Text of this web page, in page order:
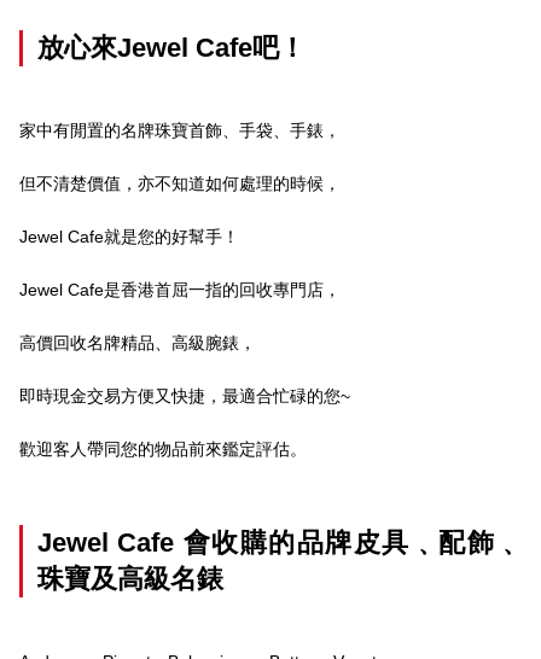
放心來Jewel Cafe吧！
家中有閒置的名牌珠寶首飾、手袋、手錶，
但不清楚價值，亦不知道如何處理的時候，
Jewel Cafe就是您的好幫手！
Jewel Cafe是香港首屈一指的回收專門店，
高價回收名牌精品、高級腕錶，
即時現金交易方便又快捷，最適合忙碌的您~
歡迎客人帶同您的物品前來鑑定評估。
Jewel Cafe 會收購的品牌皮具﹑配飾﹑
珠寶及高級名錶